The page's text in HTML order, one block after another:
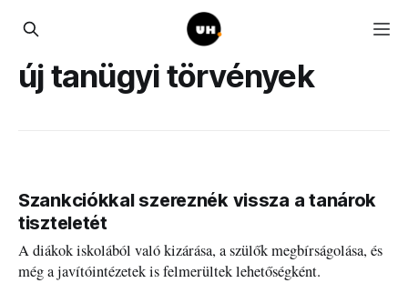
új tanügyi törvények
Szankciókkal szereznék vissza a tanárok
tiszteletét
A diákok iskolából való kizárása, a szülők megbírságolása, és
még a javítóintézetek is felmerültek lehetőségként.